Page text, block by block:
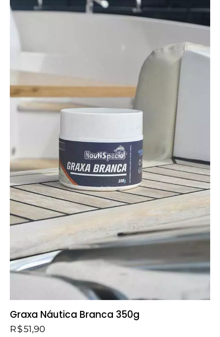
Graxa Náutica Branca 350g
R$51,90